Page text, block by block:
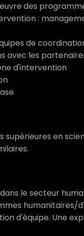
des
:
de
avec les
d'intervention
supérieures en
le secteur
humanitaires/
d'équipe. Une